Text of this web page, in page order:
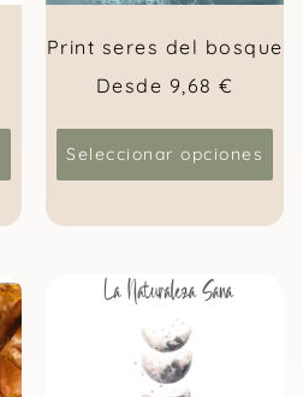
Print seres del bosque
Desde 9,68 €
Seleccionar opciones